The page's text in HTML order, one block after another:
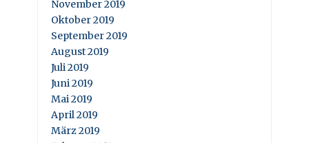
November 2019
Oktober 2019
September 2019
August 2019
Juli 2019
Juni 2019
Mai 2019
April 2019
März 2019